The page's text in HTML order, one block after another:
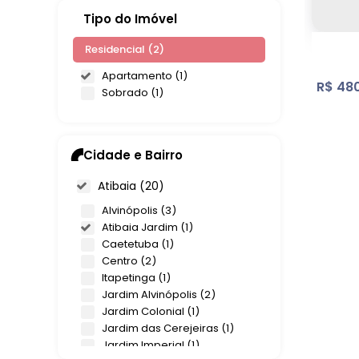
Tipo do Imóvel
Residencial (2)
Apartamento (1)
Sobrado (1)
Cidade e Bairro
Atibaia (20)
Alvinópolis (3)
Atibaia Jardim (1)
Caetetuba (1)
Centro (2)
Itapetinga (1)
Jardim Alvinópolis (2)
Jardim Colonial (1)
Jardim das Cerejeiras (1)
Jardim Imperial (1)
R$